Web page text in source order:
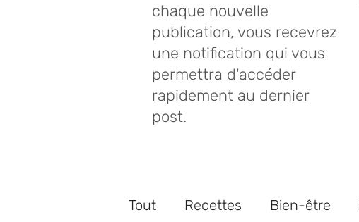
chaque nouvelle
publication, vous recevrez
une notification qui vous
permettra d'accéder
rapidement au dernier
post.
Tout Recettes Bien-être